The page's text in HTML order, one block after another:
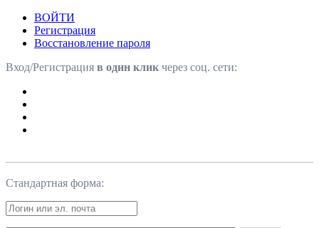
ВОЙТИ
Регистрация
Восстановление пароля
Вход/Регистрация в один клик через соц. сети:
Стандартная форма: